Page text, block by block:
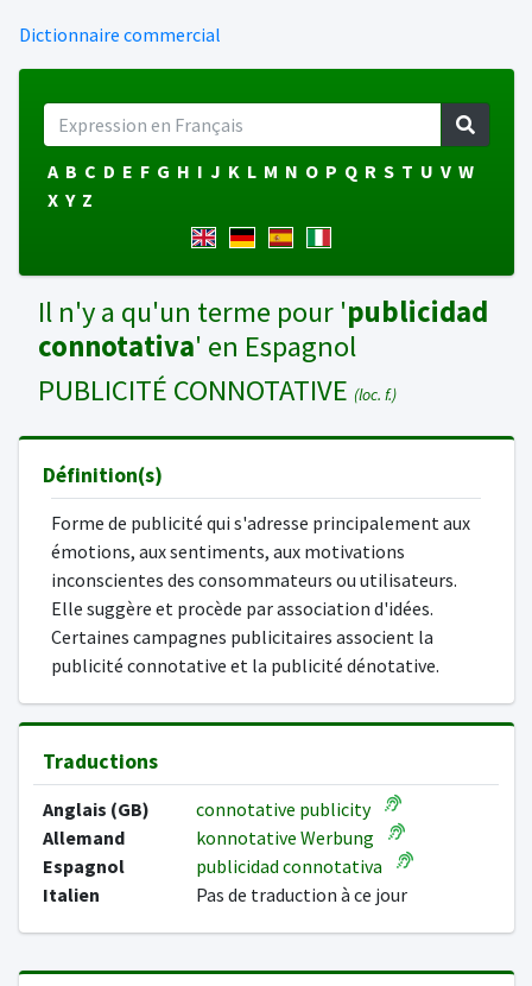
Dictionnaire commercial
A B C D E F G H I J K L M N O P Q R S T U V W
X Y Z
Il n'y a qu'un terme pour 'publicidad
connotativa' en Espagnol
PUBLICITÉ CONNOTATIVE (loc. f.)
Définition(s)
Forme de publicité qui s'adresse principalement aux
émotions, aux sentiments, aux motivations
inconscientes des consommateurs ou utilisateurs.
Elle suggère et procède par association d'idées.
Certaines campagnes publicitaires associent la
publicité connotative et la publicité dénotative.
Traductions
Anglais (GB)
connotative publicity
Allemand
konnotative Werbung
Espagnol
publicidad connotativa
Italien
Pas de traduction à ce jour